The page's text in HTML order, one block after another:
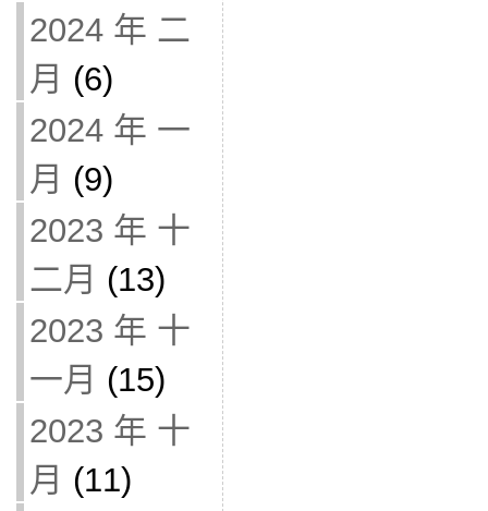
2024 年 二
月 (6)
2024 年 一
月 (9)
2023 年 十
二月 (13)
2023 年 十
一月 (15)
2023 年 十
月 (11)